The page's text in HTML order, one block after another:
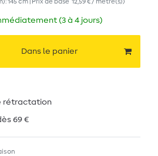
145 cm | Prix de base 12,59 € / mètre(s))
(3 à 4 jours)
Dans le panier
rétractation
69 €